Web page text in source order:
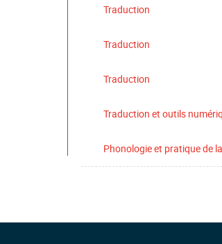
Traduction
Traduction
Traduction
Traduction et outils
Phonologie et pratique de